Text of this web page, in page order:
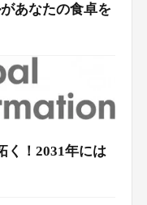
あなたの食卓を
く！2031年には